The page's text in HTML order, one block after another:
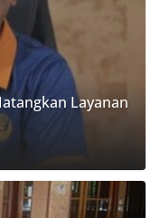
Layanan